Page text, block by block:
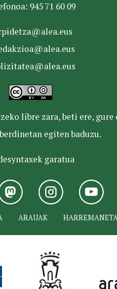
945 71 60 09
libre zara, beti ere,
egiten baduzu.
garatua
ARAUAK